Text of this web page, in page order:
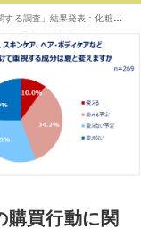
する調査」結果発表：化粧
テゴリ「スキンケア」。コ
が高い傾向。
購買行動に関